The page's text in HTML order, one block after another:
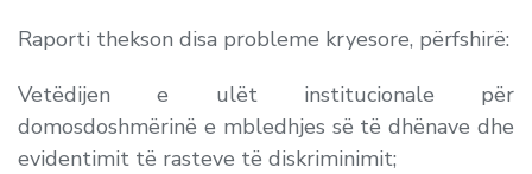
Raporti thekson disa probleme kryesore, përfshirë:
Vetëdijen e ulët institucionale për
domosdoshmërinë e mbledhjes së të dhënave dhe
evidentimit të rasteve të diskriminimit;